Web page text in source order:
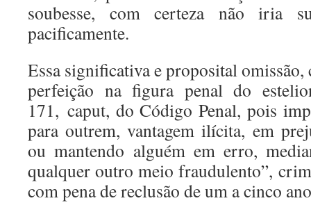
soubesse, com certeza não iria
pacificamente.
Essa significativa e proposital omissão,
perfeição na figura penal do
171, caput, do Código Penal, pois
para outrem, vantagem ilícita, em
ou mantendo alguém em erro,
qualquer outro meio fraudulento”,
com pena de reclusão de um a cinco